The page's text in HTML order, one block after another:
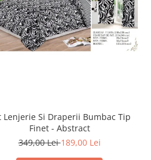
Si Draperii Bumbac Tip
Finet - Abstract
349,00 Lei189,00 Lei